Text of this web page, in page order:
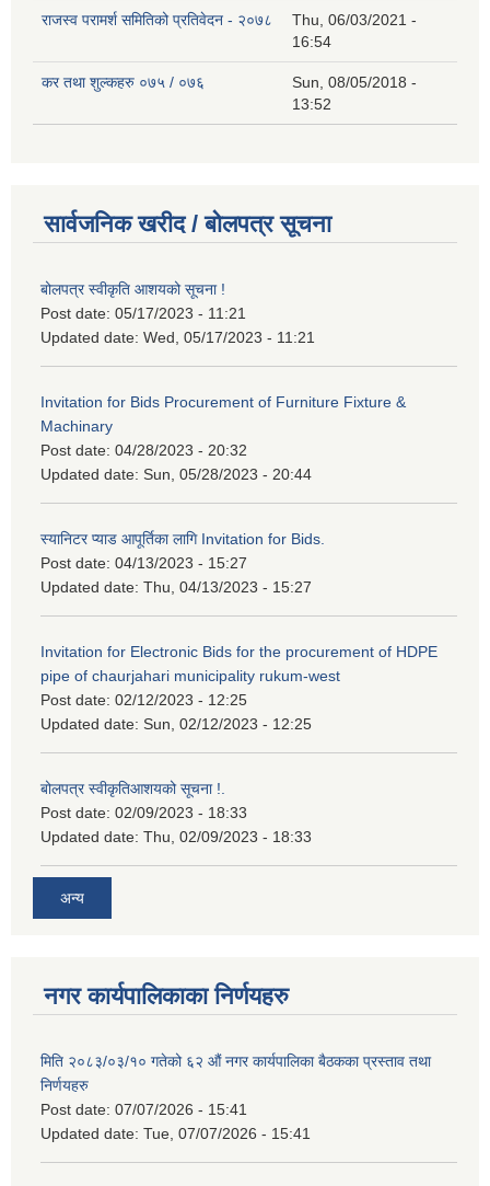
राजस्व परामर्श समितिको प्रतिवेदन - २०७८
Thu, 06/03/2021 -
16:54
कर तथा शुल्कहरु ०७५ / ०७६
Sun, 08/05/2018 -
13:52
सार्वजनिक खरीद / बोलपत्र सूचना
बोलपत्र स्वीकृति आशयको सूचना !
Post date: 05/17/2023 - 11:21
Updated date: Wed, 05/17/2023 - 11:21
Invitation for Bids Procurement of Furniture Fixture &
Machinary
Post date: 04/28/2023 - 20:32
Updated date: Sun, 05/28/2023 - 20:44
स्यानिटर प्याड आपूर्तिका लागि Invitation for Bids.
Post date: 04/13/2023 - 15:27
Updated date: Thu, 04/13/2023 - 15:27
Invitation for Electronic Bids for the procurement of HDPE
pipe of chaurjahari municipality rukum-west
Post date: 02/12/2023 - 12:25
Updated date: Sun, 02/12/2023 - 12:25
बोलपत्र स्वीकृतिआशयको सूचना !.
Post date: 02/09/2023 - 18:33
Updated date: Thu, 02/09/2023 - 18:33
अन्य
नगर कार्यपालिकाका निर्णयहरु
मिति २०८३/०३/१० गतेको ६२ औं नगर कार्यपालिका बैठकका प्रस्ताव तथा
निर्णयहरु
Post date: 07/07/2026 - 15:41
Updated date: Tue, 07/07/2026 - 15:41